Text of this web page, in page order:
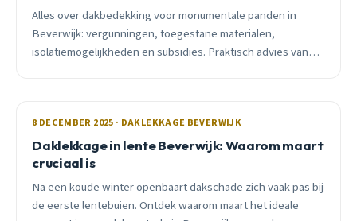
Alles over dakbedekking voor monumentale panden in
Beverwijk: vergunningen, toegestane materialen,
isolatiemogelijkheden en subsidies. Praktisch advies van
8 DECEMBER 2025 · DAKLEKKAGE BEVERWIJK
Daklekkage in lente Beverwijk: Waarom maart
cruciaal is
Na een koude winter openbaart dakschade zich vaak pas bij
de eerste lentebuien. Ontdek waarom maart het ideale